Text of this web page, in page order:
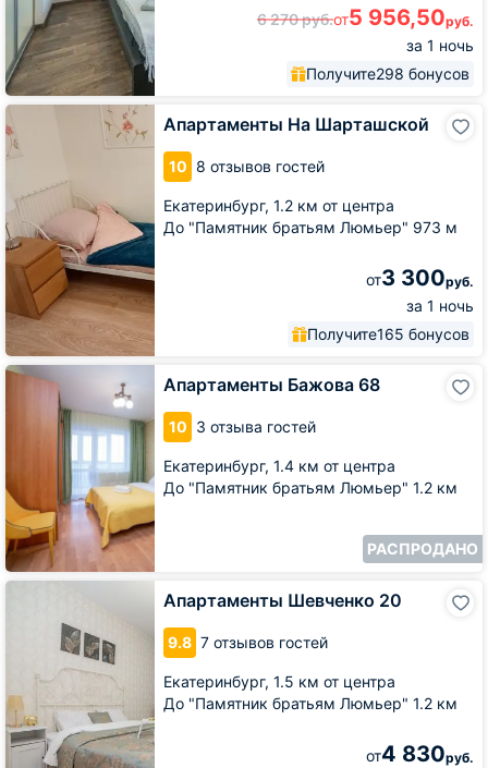
6 270руб.от5 956,50руб.
за 1 ночь
Получите298 бонусов
Апартаменты На Шарташской
10 8 отзывов гостей
Екатеринбург, 1.2 км от центра
До "Памятник братьям Люмьер" 973 м
от3 300руб.
за 1 ночь
Получите165 бонусов
Апартаменты
На
Шарташской
Апартаменты Бажова 68
10 3 отзыва гостей
Екатеринбург, 1.4 км от центра
До "Памятник братьям Люмьер" 1.2 км
РАСПРОДАНО
Апартаменты
Апартаменты Шевченко 20
9.8 7 отзывов гостей
Екатеринбург, 1.5 км от центра
До "Памятник братьям Люмьер" 1.2 км
от4 830руб.
Апартаменты